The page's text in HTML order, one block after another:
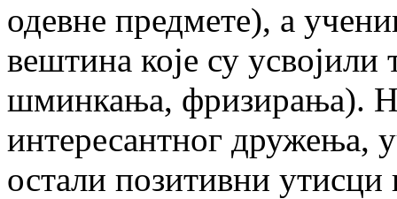
одевне предмете), а
вештина које су
шминкања, фризирања).
интересантног дружења,
остали позитивни